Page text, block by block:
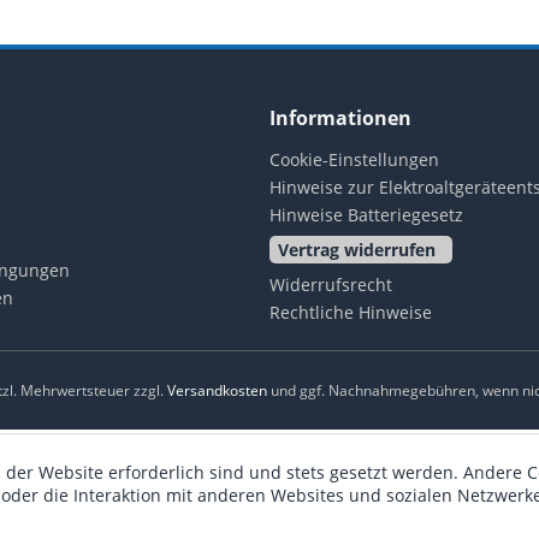
Informationen
Cookie-Einstellungen
Hinweise zur
Hinweise Batteriegesetz
Vertrag widerrufen
Widerrufsrecht
Rechtliche Hinweise
Mehrwertsteuer zzgl.Versandkostenund ggf. Nachnahmegebühren, wenn
Website erforderlich sind und stets gesetzt werden. Andere
die Interaktion mit anderen Websites und sozialen